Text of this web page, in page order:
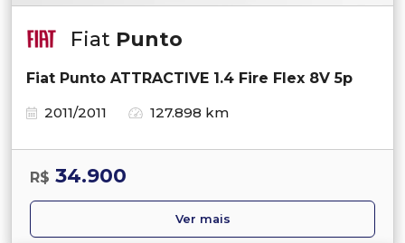
Fiat Punto
Fiat Punto ATTRACTIVE 1.4 Fire Flex 8V 5p
2011/2011
127.898 km
R$ 34.900
Ver mais